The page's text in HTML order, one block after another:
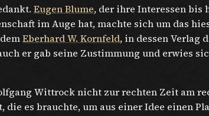
Eugen Blume, der ihre Interessen bis
im Auge hat, machte sich um das
Eberhard W. Kornfeld, in dessen Verlag
er gab seine Zustimmung und erwies
Wittrock nicht zur rechten Zeit am
es brauchte, um aus einer Idee einen